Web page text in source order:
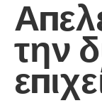
την